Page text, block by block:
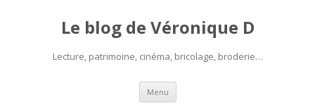
Le blog de Véronique D
Lecture, patrimoine, cinéma, bricolage, broderie…
Menu Aller